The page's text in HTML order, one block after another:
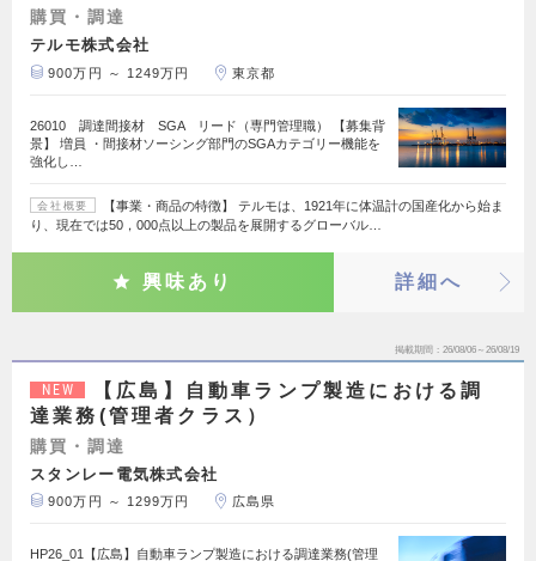
購買・調達
テルモ株式会社
900万円 ～ 1249万円 東京都
26010 調達間接材 SGA リード（専門管理職） 【募集背
景】 増員 ・間接材ソーシング部門のSGAカテゴリー機能を
強化し…
会社概要
【事業・商品の特徴】 テルモは、1921年に体温計の国産化から始ま
り、現在では50，000点以上の製品を展開するグローバル…
興味あり 詳細へ
掲載期間 26/08/06～26/08/19
NEW
【広島】自動車ランプ製造における調
達業務(管理者クラス）
購買・調達
スタンレー電気株式会社
900万円 ～ 1299万円 広島県
HP26_01【広島】自動車ランプ製造における調達業務(管理